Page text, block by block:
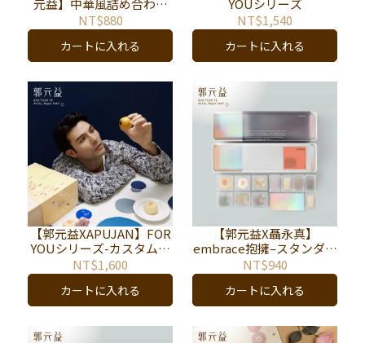
元益】中華風詰め合わせ
ギフトセットシリーズ
NT$880
カートに入れる
YOUシリーズ
NT$1,540
カートに入れる
【郭元益XAPUJAN】FOR
YOUシリーズ-カスタムセ
ット（最小注文数量：12
箱）
NT$1,600
カートに入れる
【郭元益X聶永真】
embrace抱擁–スタンダー
ドセット
NT$940
カートに入れる